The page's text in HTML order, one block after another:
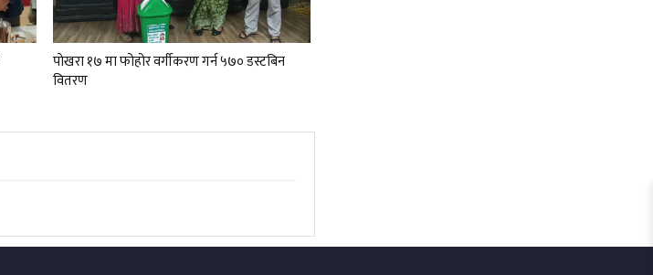
पाेखरा १७ मा फोहोर वर्गीकरण गर्न ५७० डस्टबिन
वितरण